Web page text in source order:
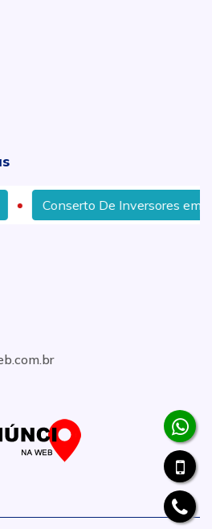
De Inversores em Salvador